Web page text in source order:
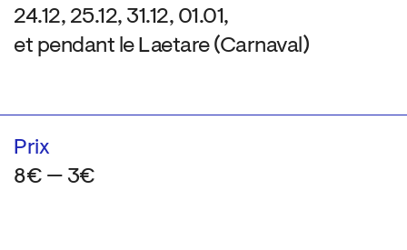
24.12, 25.12, 31.12, 01.01,
et pendant le Laetare (Carnaval)
Prix
8€ — 3€